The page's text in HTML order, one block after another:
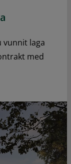
vunnit laga
med